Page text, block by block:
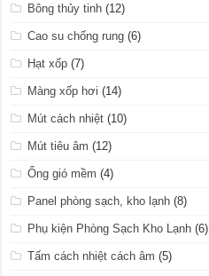
Bông thủy tinh (12)
Cao su chống rung (6)
Hạt xốp (7)
Màng xốp hơi (14)
Mút cách nhiệt (10)
Mút tiêu âm (12)
Ống gió mềm (4)
Panel phòng sạch, kho lạnh (8)
Phụ kiện Phòng Sạch Kho Lạnh (6)
Tấm cách nhiệt cách âm (5)